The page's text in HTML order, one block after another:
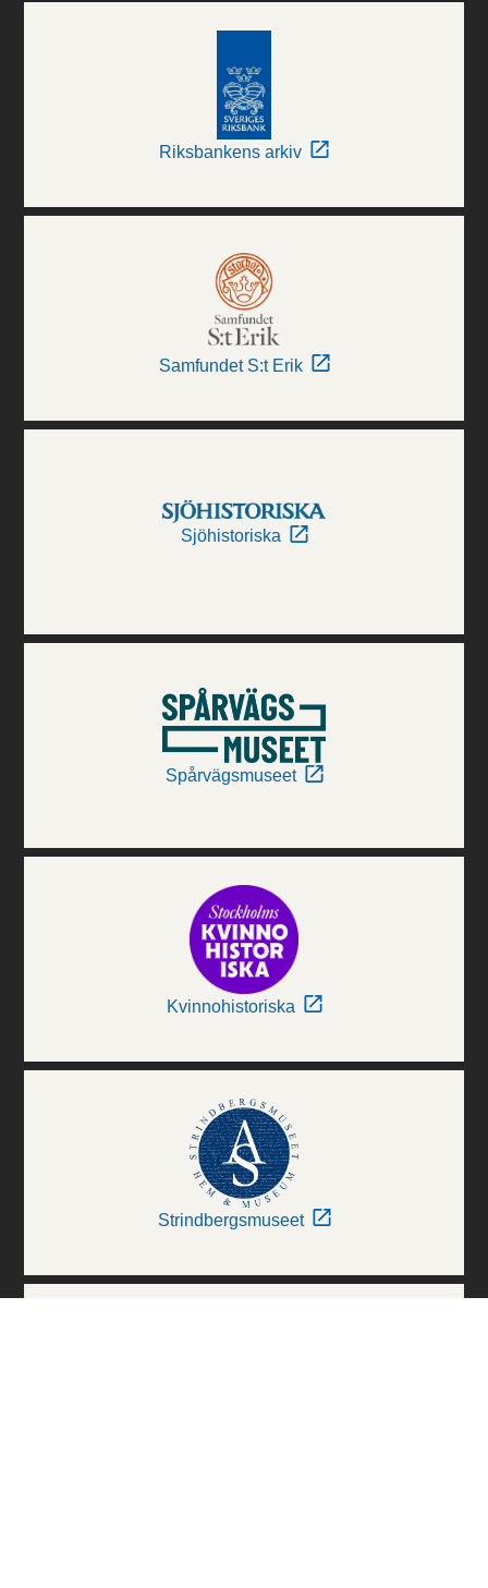
Riksbankens arkiv
Samfundet S:t Erik
Sjöhistoriska
Spårvägsmuseet
Kvinnohistoriska
Strindbergsmuseet